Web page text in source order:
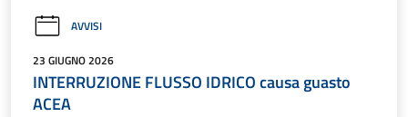
AVVISI
23 GIUGNO 2026
INTERRUZIONE FLUSSO IDRICO causa guasto
ACEA